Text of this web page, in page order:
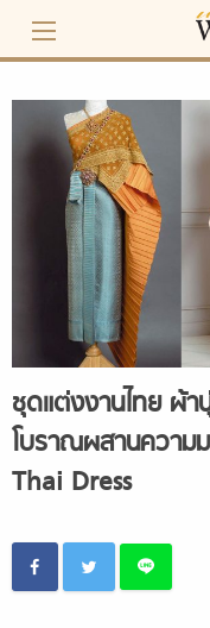
content
ชุดแต่งงานไทย ผ้
โบราณผสานควา
Thai Dress